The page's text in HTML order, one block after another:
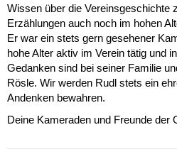
Wissen über die Vereinsgeschichte
Erzählungen auch noch im hohen
Er war ein stets gern gesehener
hohe Alter aktiv im Verein tätig und
Gedanken sind bei seiner Familie
Rösle. Wir werden Rudl stets ein
Andenken bewahren.
Deine Kameraden und Freunde der